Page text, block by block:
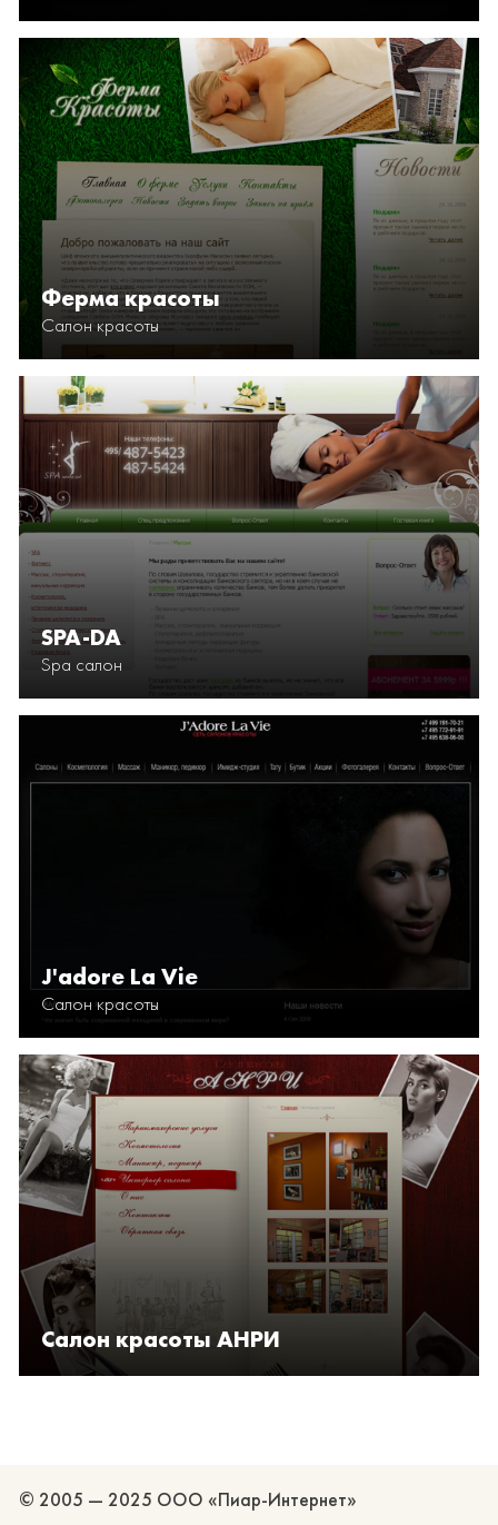
Ферма красоты
Салон красоты
SPA-DA
Spa салон
J'adore La Vie
Салон красоты
Салон красоты АНРИ
© 2005 — 2025 ООО «Пиар-Интернет»